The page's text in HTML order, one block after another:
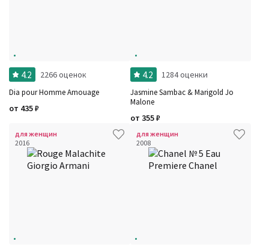
4.2 2266 оценок
Dia pour Homme Amouage
от 435₽
4.2 1284 оценки
Jasmine Sambac & Marigold Jo
Malone
от 355₽
для женщин
2016
для женщин
2008